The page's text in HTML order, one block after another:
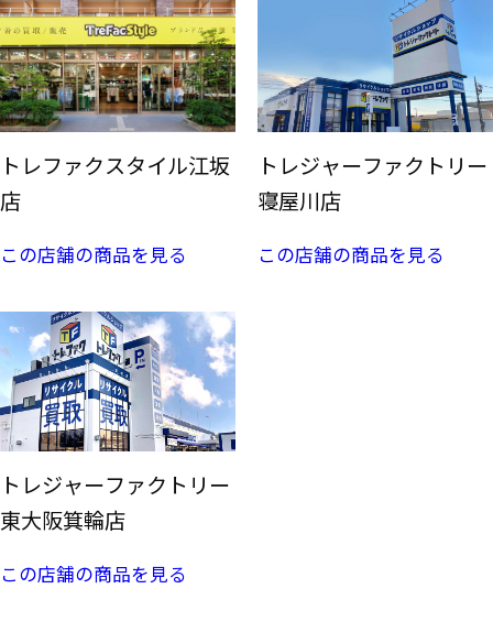
トレファクスタイル江坂
店
この店舗の商品を見る
トレジャーファクトリー
寝屋川店
この店舗の商品を見る
トレジャーファクトリー
東大阪箕輪店
この店舗の商品を見る